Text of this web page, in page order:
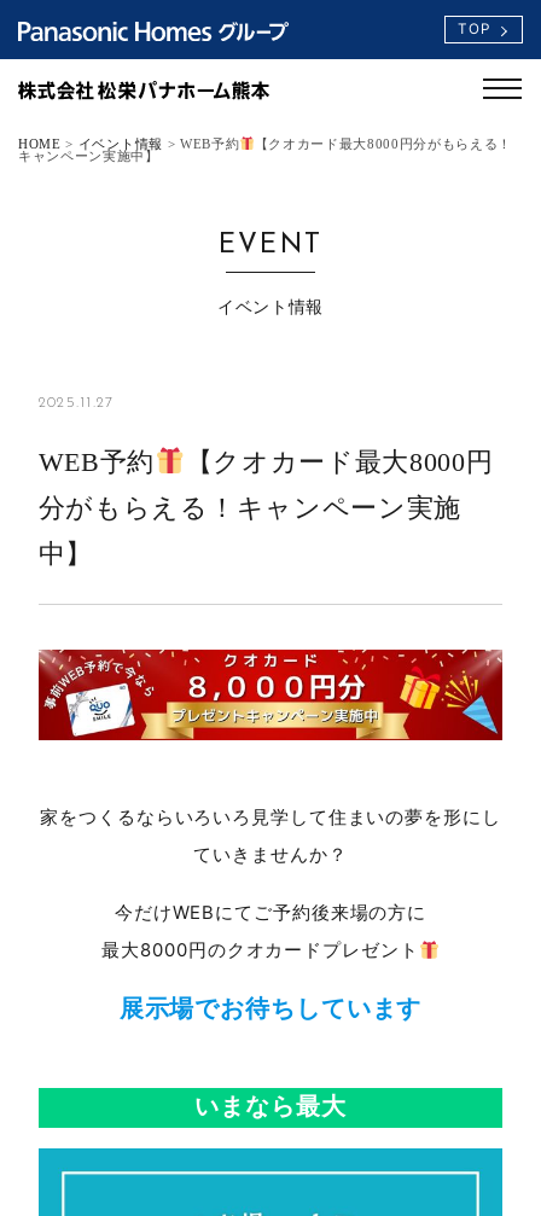
TOP
HOME > イベント情報 > WEB予約
【クオカード最大8000円分がもらえる！
キャンペーン実施中】
EVENT
イベント情報
2025.11.27
WEB予約
【クオカード最大8000円
分がもらえる！キャンペーン実施
中】
家をつくるならいろいろ見学して住まいの夢を形にし
ていきませんか？
今だけWEBにてご予約後来場の方に
最大8000円のクオカードプレゼント
展示場でお待ちしています
いまなら最大